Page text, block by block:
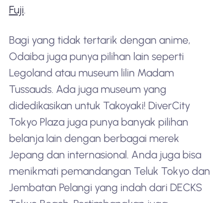
Fuji.
Bagi yang tidak tertarik dengan anime,
Odaiba juga punya pilihan lain seperti
Legoland atau museum lilin Madam
Tussauds. Ada juga museum yang
didedikasikan untuk Takoyaki! DiverCity
Tokyo Plaza juga punya banyak pilihan
belanja lain dengan berbagai merek
Jepang dan internasional. Anda juga bisa
menikmati pemandangan Teluk Tokyo dan
Jembatan Pelangi yang indah dari DECKS